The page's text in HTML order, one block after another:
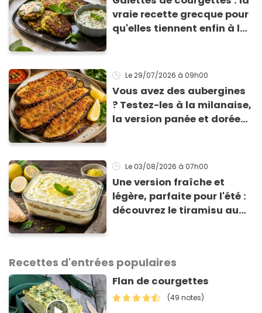
vraie recette grecque pour
qu'elles tiennent enfin à la
Le 29/07/2026 à 09h00
Vous avez des aubergines
? Testez-les à la milanaise,
la version panée et dorée
Le 03/08/2026 à 07h00
Une version fraîche et
légère, parfaite pour l'été :
découvrez le tiramisu au
Recettes d'entrées populaires
Flan de courgettes
(49 notes)